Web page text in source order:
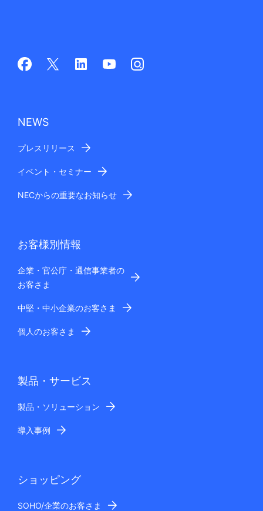
NEWS
プレスリリース
イベント・セミナー
NECからの重要なお知らせ
お客様別情報
企業・官公庁・通信事業者の
お客さま
中堅・中小企業のお客さま
個人のお客さま
製品・サービス
製品・ソリューション
導入事例
ショッピング
SOHO/企業のお客さま